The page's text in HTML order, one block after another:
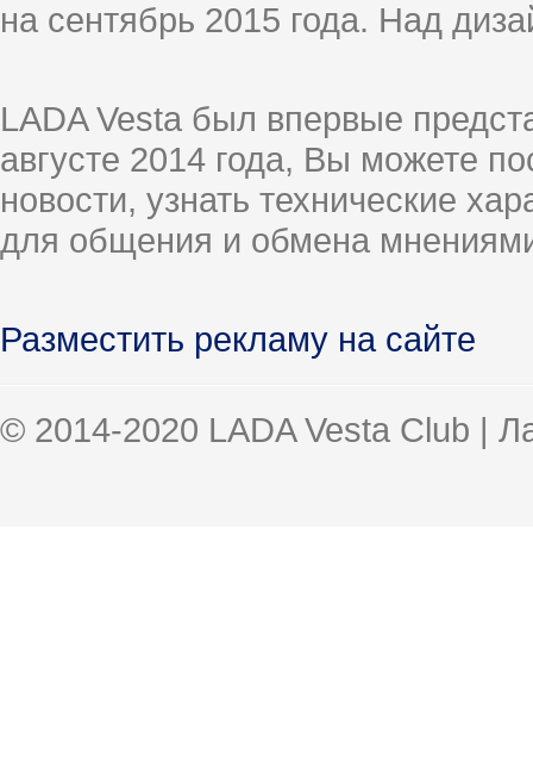
на сентябрь 2015 года. Над
LADA Vesta был впервые
августе 2014 года, Вы можете
новости, узнать технические
для общения и обмена
Разместить рекламу на сайте
© 2014-2020 LADA Vesta Club |